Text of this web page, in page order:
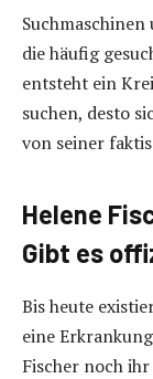
die häufig
entsteht ein
suchen, desto
von seiner
Helene
Gibt es
Bis heute
eine
Fischer noch